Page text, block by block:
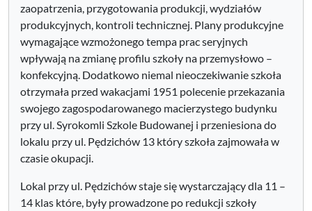
zaopatrzenia, przygotowania produkcji, wydziałów
produkcyjnych, kontroli technicznej. Plany produkcyjne
wymagające wzmożonego tempa prac seryjnych
wpływają na zmianę profilu szkoły na przemysłowo –
konfekcyjną. Dodatkowo niemal nieoczekiwanie szkoła
otrzymała przed wakacjami 1951 polecenie przekazania
swojego zagospodarowanego macierzystego budynku
przy ul. Syrokomli Szkole Budowanej i przeniesiona do
lokalu przy ul. Pędzichów 13 który szkoła zajmowała w
czasie okupacji.
Lokal przy ul. Pędzichów staje się wystarczający dla 11 –
14 klas które, były prowadzone po redukcji szkoły